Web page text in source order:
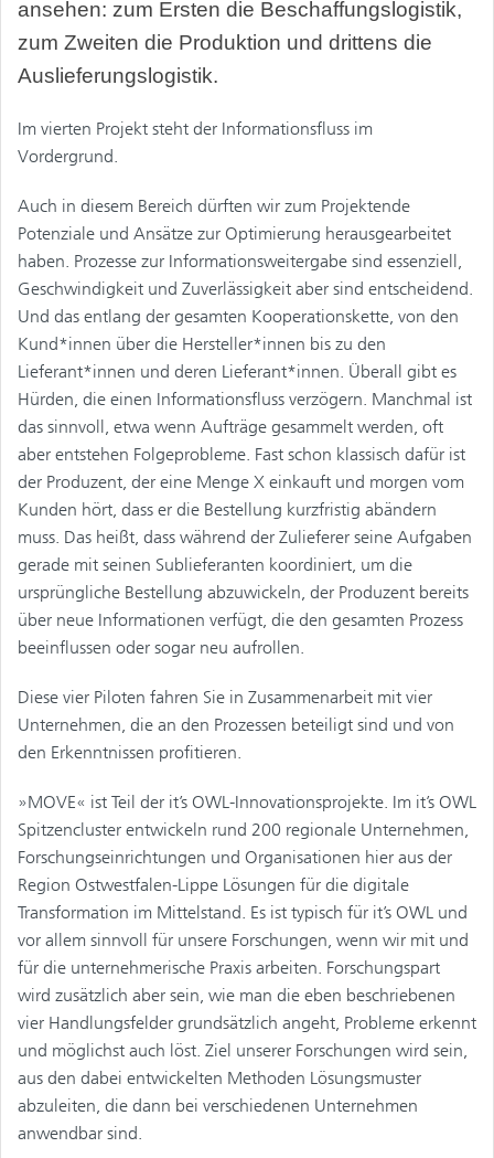
ansehen: zum Ersten die Beschaffungslogistik,
zum Zweiten die Produktion und drittens die
Auslieferungslogistik.
Im vierten Projekt steht der Informationsfluss im
Vordergrund.
Auch in diesem Bereich dürften wir zum Projektende
Potenziale und Ansätze zur Optimierung herausgearbeitet
haben. Prozesse zur Informationsweitergabe sind essenziell,
Geschwindigkeit und Zuverlässigkeit aber sind entscheidend.
Und das entlang der gesamten Kooperationskette, von den
Kund*innen über die Hersteller*innen bis zu den
Lieferant*innen und deren Lieferant*innen. Überall gibt es
Hürden, die einen Informationsfluss verzögern. Manchmal ist
das sinnvoll, etwa wenn Aufträge gesammelt werden, oft
aber entstehen Folgeprobleme. Fast schon klassisch dafür ist
der Produzent, der eine Menge X einkauft und morgen vom
Kunden hört, dass er die Bestellung kurzfristig abändern
muss. Das heißt, dass während der Zulieferer seine Aufgaben
gerade mit seinen Sublieferanten koordiniert, um die
ursprüngliche Bestellung abzuwickeln, der Produzent bereits
über neue Informationen verfügt, die den gesamten Prozess
beeinflussen oder sogar neu aufrollen.
Diese vier Piloten fahren Sie in Zusammenarbeit mit vier
Unternehmen, die an den Prozessen beteiligt sind und von
den Erkenntnissen profitieren.
»MOVE« ist Teil der it’s OWL-Innovationsprojekte. Im it’s OWL
Spitzencluster entwickeln rund 200 regionale Unternehmen,
Forschungseinrichtungen und Organisationen hier aus der
Region Ostwestfalen-Lippe Lösungen für die digitale
Transformation im Mittelstand. Es ist typisch für it’s OWL und
vor allem sinnvoll für unsere Forschungen, wenn wir mit und
für die unternehmerische Praxis arbeiten. Forschungspart
wird zusätzlich aber sein, wie man die eben beschriebenen
vier Handlungsfelder grundsätzlich angeht, Probleme erkennt
und möglichst auch löst. Ziel unserer Forschungen wird sein,
aus den dabei entwickelten Methoden Lösungsmuster
abzuleiten, die dann bei verschiedenen Unternehmen
anwendbar sind.